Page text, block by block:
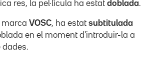
res, la pel·lícula ha estat doblada.
marca VOSC, ha estat subtitulada
en el moment d'introduir-la a
dades.